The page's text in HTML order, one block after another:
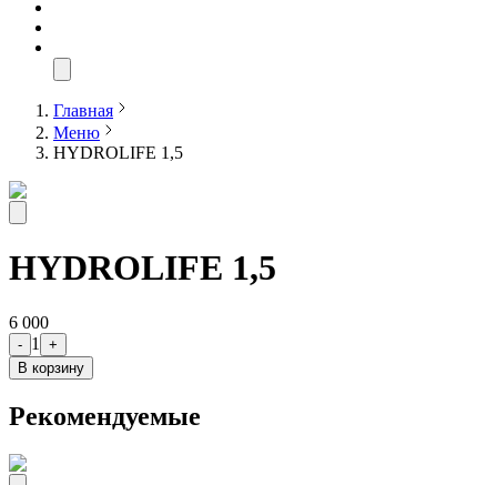
Главная
Меню
HYDROLIFE 1,5
HYDROLIFE 1,5
6 000
- 1
+
В корзину
Рекомендуемые